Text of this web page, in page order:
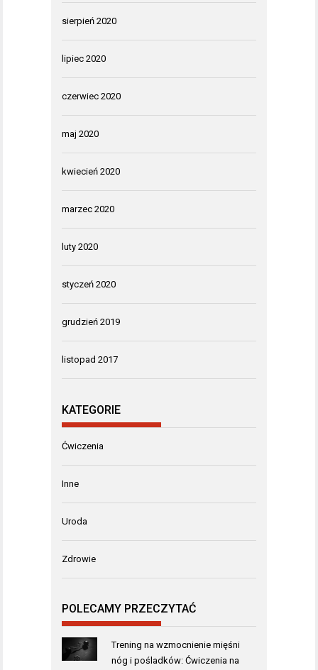
sierpień 2020
lipiec 2020
czerwiec 2020
maj 2020
kwiecień 2020
marzec 2020
luty 2020
styczeń 2020
grudzień 2019
listopad 2017
KATEGORIE
Ćwiczenia
Inne
Uroda
Zdrowie
POLECAMY PRZECZYTAĆ
Trening na wzmocnienie mięśni
nóg i pośladków: Ćwiczenia na